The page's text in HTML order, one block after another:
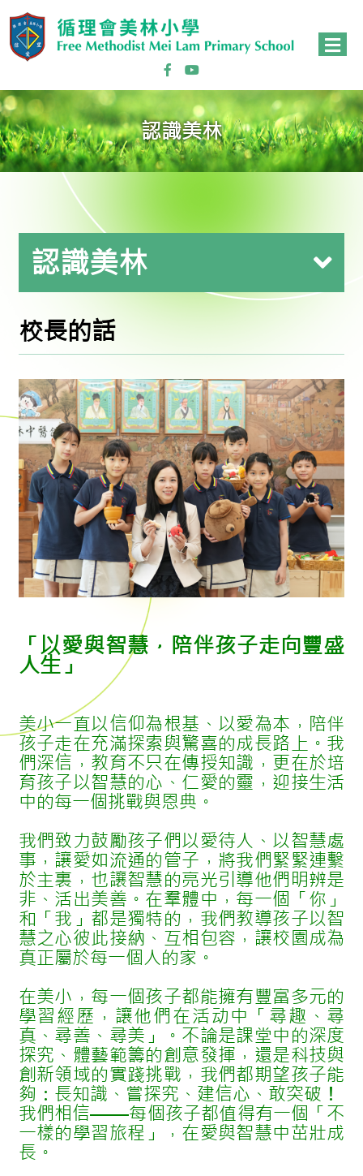
認識美林
認識美林
校長的話
「以愛與智慧，陪伴孩子走向豐盛
人生」
美小一直以信仰為根基、以愛為本，陪伴
孩子走在充滿探索與驚喜的成長路上。我
們深信，教育不只在傳授知識，更在於培
育孩子以智慧的心、仁愛的靈，迎接生活
中的每一個挑戰與恩典。
我們致力鼓勵孩子們以愛待人、以智慧處
事，讓愛如流通的管子，將我們緊緊連繫
於主裏，也讓智慧的亮光引導他們明辨是
非、活出美善。在羣體中，每一個「你」
和「我」都是獨特的，我們教導孩子以智
慧之心彼此接納、互相包容，讓校園成為
真正屬於每一個人的家。
在美小，每一個孩子都能擁有豐富多元的
學習經歷，讓他們在活动中「尋趣、尋
真、尋善、尋美」。不論是課堂中的深度
探究、體藝範籌的創意發揮，還是科技與
創新領域的實踐挑戰，我們都期望孩子能
夠：長知識、嘗探究、建信心、敢突破！
我們相信——每個孩子都值得有一個「不
一樣的學習旅程」，在愛與智慧中茁壯成
長。